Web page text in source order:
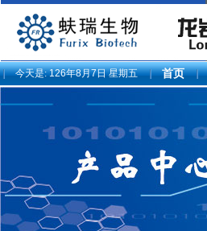
今天是:126年8月7日 星期五 首页